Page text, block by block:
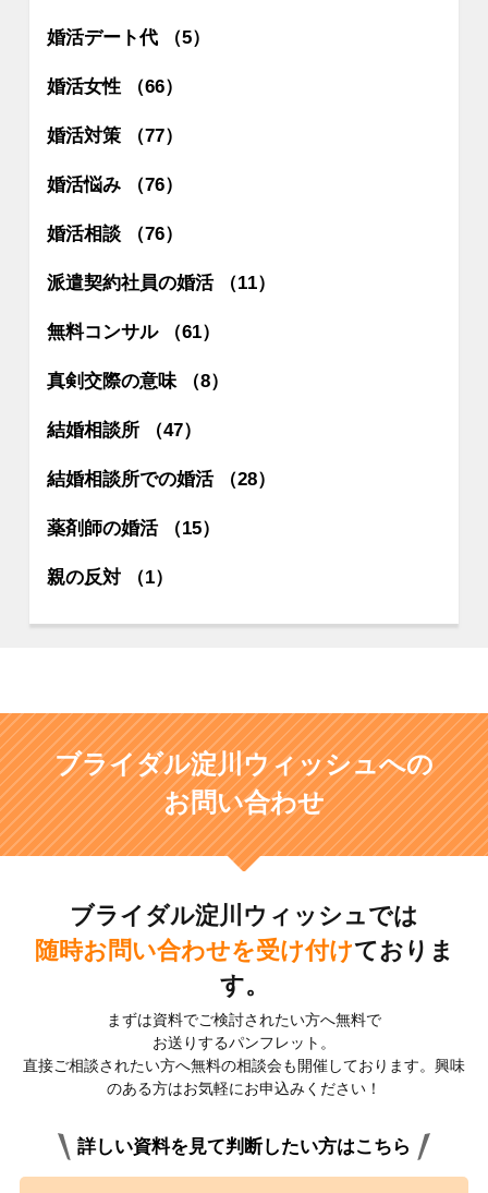
婚活デート代 （5）
婚活女性 （66）
婚活対策 （77）
婚活悩み （76）
婚活相談 （76）
派遣契約社員の婚活 （11）
無料コンサル （61）
真剣交際の意味 （8）
結婚相談所 （47）
結婚相談所での婚活 （28）
薬剤師の婚活 （15）
親の反対 （1）
ブライダル淀川ウィッシュへの
お問い合わせ
ブライダル淀川ウィッシュでは
随時お問い合わせを受け付けておりま
す。
まずは資料でご検討されたい方へ無料で
お送りするパンフレット。
直接ご相談されたい方へ無料の相談会も開催しております。興味
のある方はお気軽にお申込みください！
詳しい資料を見て判断したい方はこちら